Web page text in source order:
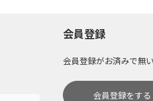
会員登録
会員登録がお済みで無
会員登録をする